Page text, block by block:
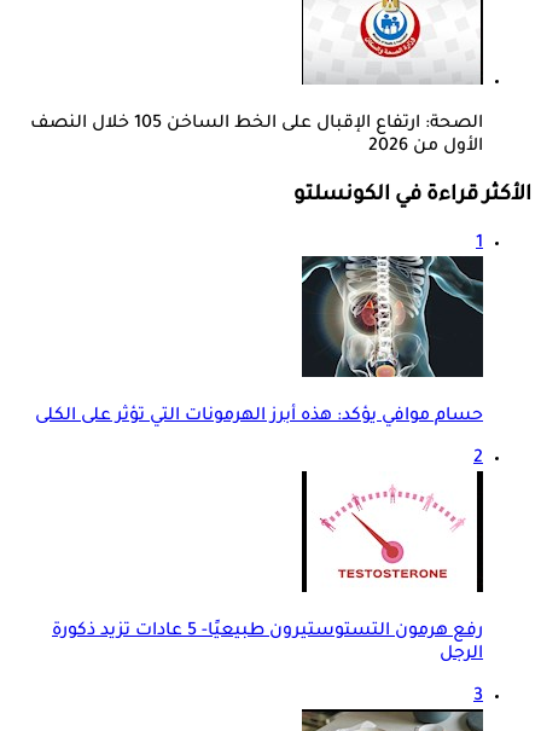
الصحة: ارتفاع الإقبال على الخط الساخن 105 خلال النصف
الأول من 2026
الأكثر قراءة في الكونسلتو
1
حسام موافي يؤكد: هذه أبرز الهرمونات التي تؤثر على الكلى
2
رفع هرمون التستوستيرون طبيعيًا- 5 عادات تزيد ذكورة
الرجل
3